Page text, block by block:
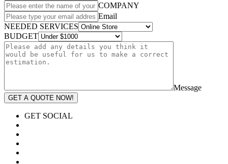
COMPANY
Email
NEEDED SERVICES
BUDGET
Message
GET A QUOTE NOW!
GET SOCIAL